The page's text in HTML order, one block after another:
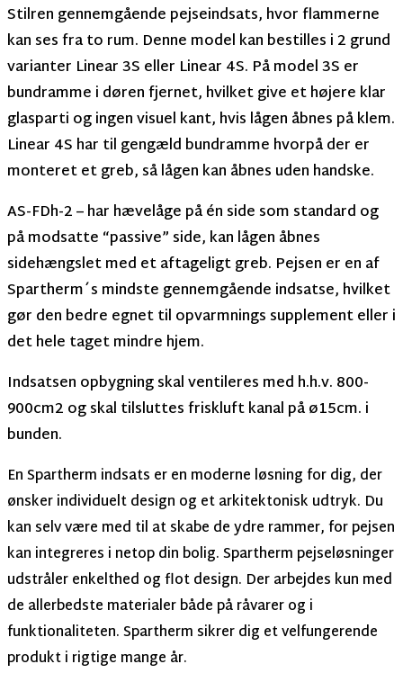
Stilren gennemgående pejseindsats, hvor flammerne
kan ses fra to rum. Denne model kan bestilles i 2 grund
varianter Linear 3S eller Linear 4S. På model 3S er
bundramme i døren fjernet, hvilket give et højere klar
glasparti og ingen visuel kant, hvis lågen åbnes på klem.
Linear 4S har til gengæld bundramme hvorpå der er
monteret et greb, så lågen kan åbnes uden handske.
AS-FDh-2 – har hævelåge på én side som standard og
på modsatte “passive” side, kan lågen åbnes
sidehængslet med et aftageligt greb. Pejsen er en af
Spartherm´s mindste gennemgående indsatse, hvilket
gør den bedre egnet til opvarmnings supplement eller i
det hele taget mindre hjem.
Indsatsen opbygning skal ventileres med h.h.v. 800-
900cm2 og skal tilsluttes friskluft kanal på ø15cm. i
bunden.
En Spartherm indsats er en moderne løsning for dig, der
ønsker individuelt design og et arkitektonisk udtryk. Du
kan selv være med til at skabe de ydre rammer, for pejsen
kan integreres i netop din bolig. Spartherm pejseløsninger
udstråler enkelthed og flot design. Der arbejdes kun med
de allerbedste materialer både på råvarer og i
funktionaliteten. Spartherm sikrer dig et velfungerende
produkt i rigtige mange år.